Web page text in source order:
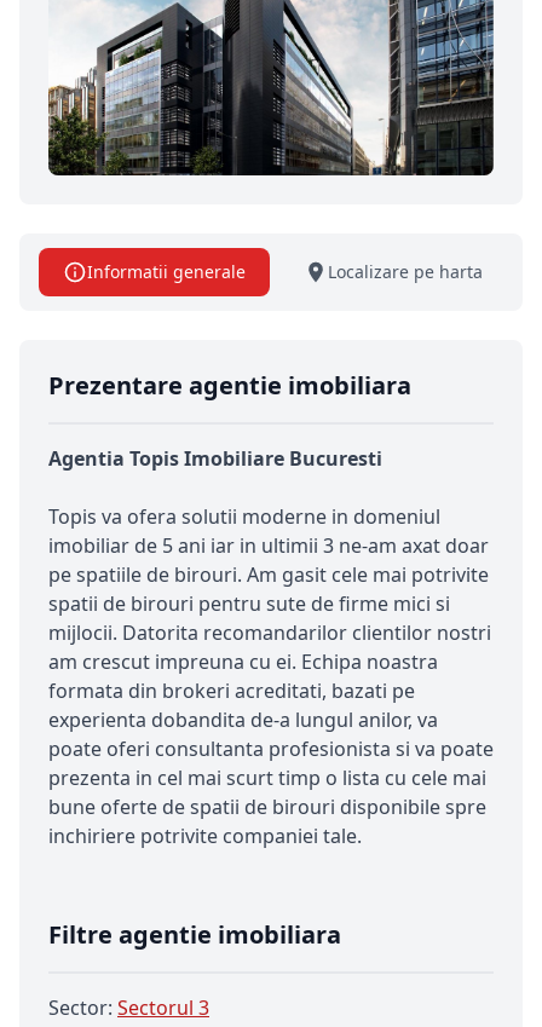
Informatii generale Localizare pe harta
Prezentare agentie imobiliara
Agentia Topis Imobiliare Bucuresti
Topis va ofera solutii moderne in domeniul
imobiliar de 5 ani iar in ultimii 3 ne-am axat doar
pe spatiile de birouri. Am gasit cele mai potrivite
spatii de birouri pentru sute de firme mici si
mijlocii. Datorita recomandarilor clientilor nostri
am crescut impreuna cu ei. Echipa noastra
formata din brokeri acreditati, bazati pe
experienta dobandita de-a lungul anilor, va
poate oferi consultanta profesionista si va poate
prezenta in cel mai scurt timp o lista cu cele mai
bune oferte de spatii de birouri disponibile spre
inchiriere potrivite companiei tale.
Filtre agentie imobiliara
Sector: Sectorul 3